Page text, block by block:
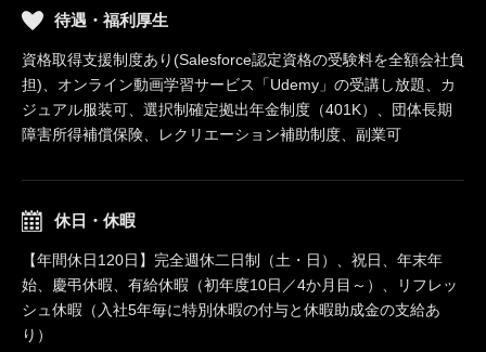
待遇・福利厚生
資格取得支援制度あり(Salesforce認定資格の受験料を全額会社負
担)、オンライン動画学習サービス「Udemy」の受講し放題、カ
ジュアル服装可、選択制確定拠出年金制度（401K）、団体長期
障害所得補償保険、レクリエーション補助制度、副業可
休日・休暇
【年間休日120日】完全週休二日制（土・日）、祝日、年末年
始、慶弔休暇、有給休暇（初年度10日／4か月目～）、リフレッ
シュ休暇（入社5年毎に特別休暇の付与と休暇助成金の支給あ
り）